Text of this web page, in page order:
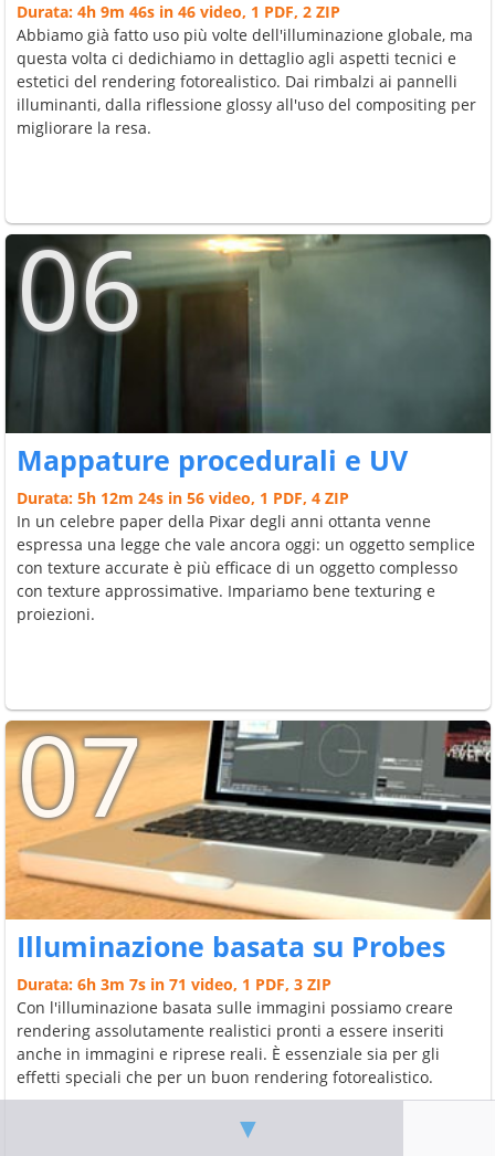
Durata: 4h 9m 46s in 46 video, 1 PDF, 2 ZIP
Abbiamo già fatto uso più volte dell'illuminazione globale, ma
questa volta ci dedichiamo in dettaglio agli aspetti tecnici e
estetici del rendering fotorealistico. Dai rimbalzi ai pannelli
illuminanti, dalla riflessione glossy all'uso del compositing per
migliorare la resa.
06
Mappature procedurali e UV
Durata: 5h 12m 24s in 56 video, 1 PDF, 4 ZIP
In un celebre paper della Pixar degli anni ottanta venne
espressa una legge che vale ancora oggi: un oggetto semplice
con texture accurate è più efficace di un oggetto complesso
con texture approssimative. Impariamo bene texturing e
proiezioni.
07
Illuminazione basata su Probes
Durata: 6h 3m 7s in 71 video, 1 PDF, 3 ZIP
Con l'illuminazione basata sulle immagini possiamo creare
rendering assolutamente realistici pronti a essere inseriti
anche in immagini e riprese reali. È essenziale sia per gli
effetti speciali che per un buon rendering fotorealistico.
▼